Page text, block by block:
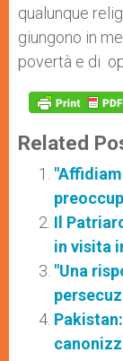
qualunque
giungono in
povertà e di
Related
Il
in visita
"Una